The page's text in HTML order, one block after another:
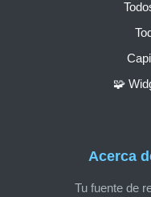
Acerca
Tu fuente de
🧩